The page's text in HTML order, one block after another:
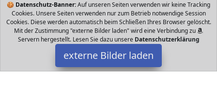
🍪 Datenschutz-Banner:Auf unseren Seiten verwenden wir keine Tracking
Cookies. Unsere Seiten verwenden nur zum Betrieb notwendige Session
Cookies. Diese werden automatisch beim Schließen Ihres Browser gelöscht.
Mit der Zustimmung "externe Bilder laden" wird eine Verbindung zu
Servern hergestellt. Lesen Sie dazu unsere Datenschutzerklärung
externe Bilder laden